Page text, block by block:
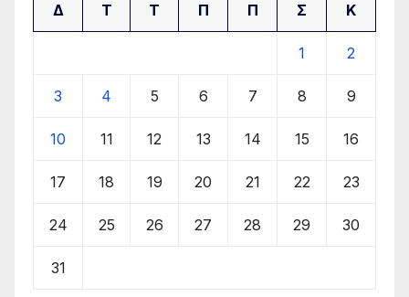
Δ Τ Τ Π Π Σ Κ
1 2
3 4 5 6 7 8 9
10 11 12 13 14 15 16
17 18 19 20 21 22 23
24 25 26 27 28 29 30
31